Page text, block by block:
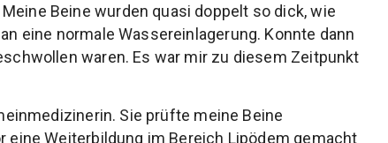
Beine wurden quasi doppelt so dick, wie
eine normale Wassereinlagerung. Konnte dann
waren. Es war mir zu diesem Zeitpunkt
Sie prüfte meine Beine
Weiterbildung im Bereich Lipödem gemacht